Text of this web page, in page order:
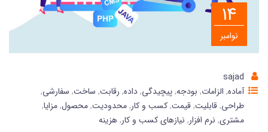
14
نوامبر
sajad
آماده, الزامات, بودجه,پیچیدگی,داده, رقابت, ساخت, سفارشی,
طراحی,قابلیت,قیمت,کسب و کار,محدودیت,محصول,مزایا,
مشتری, نرم افزار, نیازهای کسب و کار,هزینه